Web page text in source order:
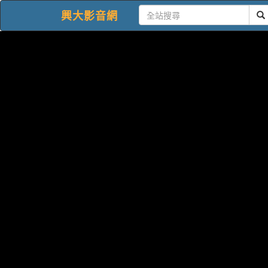
興大影音網